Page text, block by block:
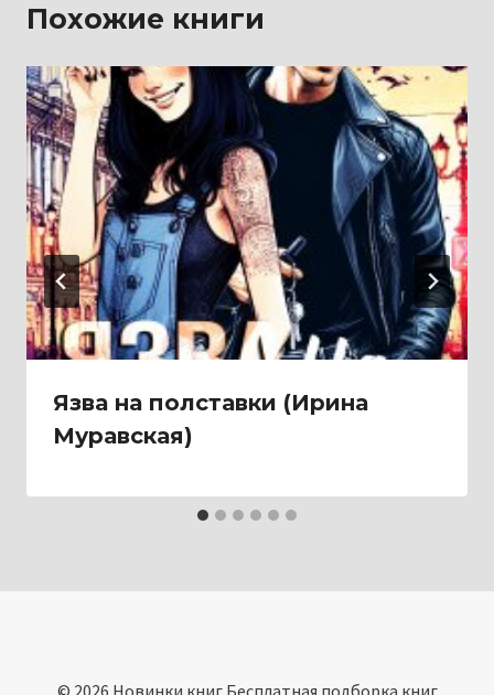
Похожие книги
Язва на полставки (Ирина
Муравская)